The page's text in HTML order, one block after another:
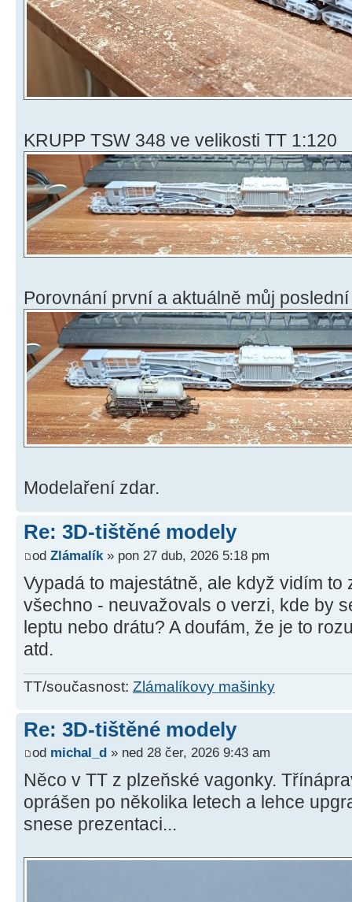
KRUPP TSW 348 ve velikosti TT 1:120
Porovnání první a aktuálně můj
Modelaření zdar.
Re: 3D-tištěné modely
od Zlámalík » pon 27 dub, 2026 5:18 pm
Vypadá to majestátně, ale když vidím
všechno - neuvažovals o verzi, kde by
leptu nebo drátu? A doufám, že je to
atd.
TT/současnost: Zlámalíkovy mašinky
Re: 3D-tištěné modely
od michal_d » ned 28 čer, 2026 9:43 am
Něco v TT z plzeňské vagonky.
oprášen po několika letech a lehce
snese prezentaci...